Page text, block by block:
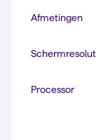
Afmetingen
Processor